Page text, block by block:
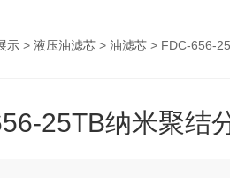
示 > 液压油滤芯 > 油滤芯 > FDC-656-
25TB纳米聚结